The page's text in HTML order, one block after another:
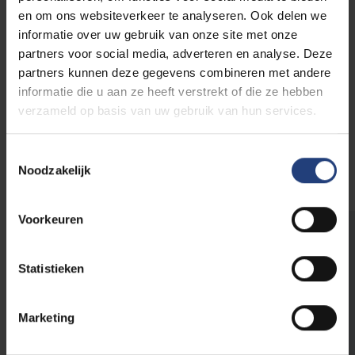
en om ons websiteverkeer te analyseren. Ook delen we
informatie over uw gebruik van onze site met onze
partners voor social media, adverteren en analyse. Deze
partners kunnen deze gegevens combineren met andere
informatie die u aan ze heeft verstrekt of die ze hebben
verzameld op basis van uw gebruik van hun services.
Noodzakelijk
Voorkeuren
Statistieken
Marketing
belangrijk. Niet alleen online, ook in het écht. Onze
proffen zijn topwetenschappers met een
internationaal netwerk. Toch staat hun deur altijd
open. Verbinding tussen docenten, studenten en
materie blijft voor de VUB dus cruciaal.
en
. Je zoekt je weg en
organiseert je eigen leven en studies. Dat